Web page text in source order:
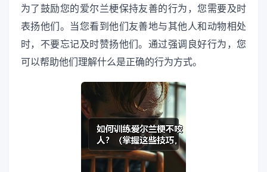
为了鼓励您的爱尔兰梗保持友善的行为，您需要及时
表扬他们。当您看到他们友善地与其他人和动物相处
时，不要忘记及时赞扬他们。通过强调良好行为，您
可以帮助他们理解什么是正确的行为方式。